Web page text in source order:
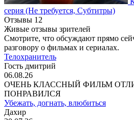
серия (Не требуется, Субтитры)
Отзывы 12
Живые отзывы зрителей
Смотрите, что обсуждают прямо
разговору о фильмах и сериалах.
Телохранитель
Гость дмитрий
06.08.26
ОЧЕНЬ КЛАССНЫЙ ФИЛЬМ
ПОНРАВИЛСЯ
Убежать, догнать, влюбиться
Дахир